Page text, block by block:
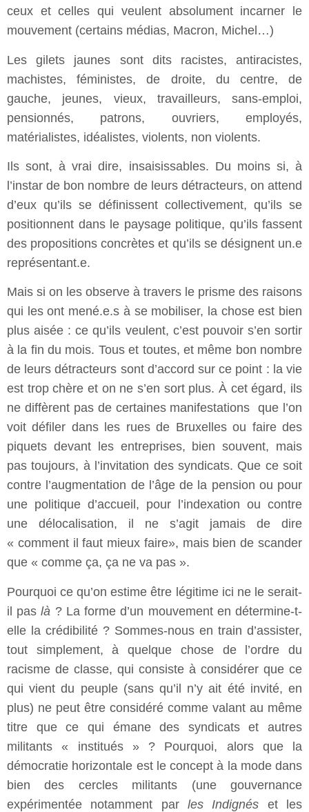
ceux et celles qui veulent absolument incarner le
mouvement (certains médias, Macron, Michel…)
Les gilets jaunes sont dits racistes, antiracistes,
machistes, féministes, de droite, du centre, de
gauche, jeunes, vieux, travailleurs, sans-emploi,
pensionnés, patrons, ouvriers, employés,
matérialistes, idéalistes, violents, non violents.
Ils sont, à vrai dire, insaisissables. Du moins si, à
l’instar de bon nombre de leurs détracteurs, on attend
d’eux qu’ils se définissent collectivement, qu’ils se
positionnent dans le paysage politique, qu’ils fassent
des propositions concrètes et qu’ils se désignent un.e
représentant.e.
Mais si on les observe à travers le prisme des raisons
qui les ont mené.e.s à se mobiliser, la chose est bien
plus aisée : ce qu’ils veulent, c’est pouvoir s’en sortir
à la fin du mois. Tous et toutes, et même bon nombre
de leurs détracteurs sont d’accord sur ce point : la vie
est trop chère et on ne s’en sort plus. À cet égard, ils
ne diffèrent pas de certaines manifestations que l’on
voit défiler dans les rues de Bruxelles ou faire des
piquets devant les entreprises, bien souvent, mais
pas toujours, à l’invitation des syndicats. Que ce soit
contre l’augmentation de l’âge de la pension ou pour
une politique d’accueil, pour l’indexation ou contre
une délocalisation, il ne s’agit jamais de dire
« comment il faut mieux faire», mais bien de scander
que « comme ça, ça ne va pas ».
Pourquoi ce qu’on estime être légitime ici ne le serait-
il paslà ? La forme d’un mouvement en détermine-t-
elle la crédibilité ? Sommes-nous en train d’assister,
tout simplement, à quelque chose de l’ordre du
racisme de classe, qui consiste à considérer que ce
qui vient du peuple (sans qu’il n’y ait été invité, en
plus) ne peut être considéré comme valant au même
titre que ce qui émane des syndicats et autres
militants « institués » ? Pourquoi, alors que la
démocratie horizontale est le concept à la mode dans
bien des cercles militants (une gouvernance
expérimentée notamment par les Indignés et les